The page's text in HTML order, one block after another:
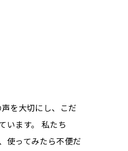
を大切にし、こだ
います。 私たち
使ってみたら不便だ